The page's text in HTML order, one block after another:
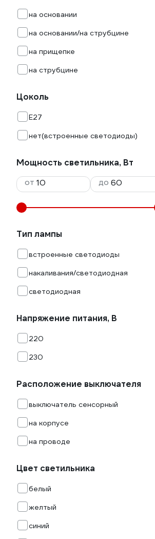
на основании
на основании/на струбцине
на прищепке
на струбцине
Цоколь
E27
нет(встроенные светодиоды)
Мощность светильника, Вт
от
до
Тип лампы
встроенные светодиоды
накаливания/светодиодная
светодиодная
Напряжение питания, В
220
230
Расположение выключателя
выключатель сенсорный
на корпусе
на проводе
Цвет светильника
белый
желтый
синий